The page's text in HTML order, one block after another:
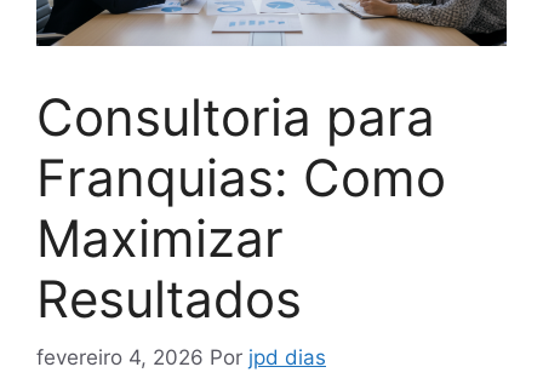
Consultoria para
Franquias: Como
Maximizar
Resultados
fevereiro 4, 2026 Por jpd dias